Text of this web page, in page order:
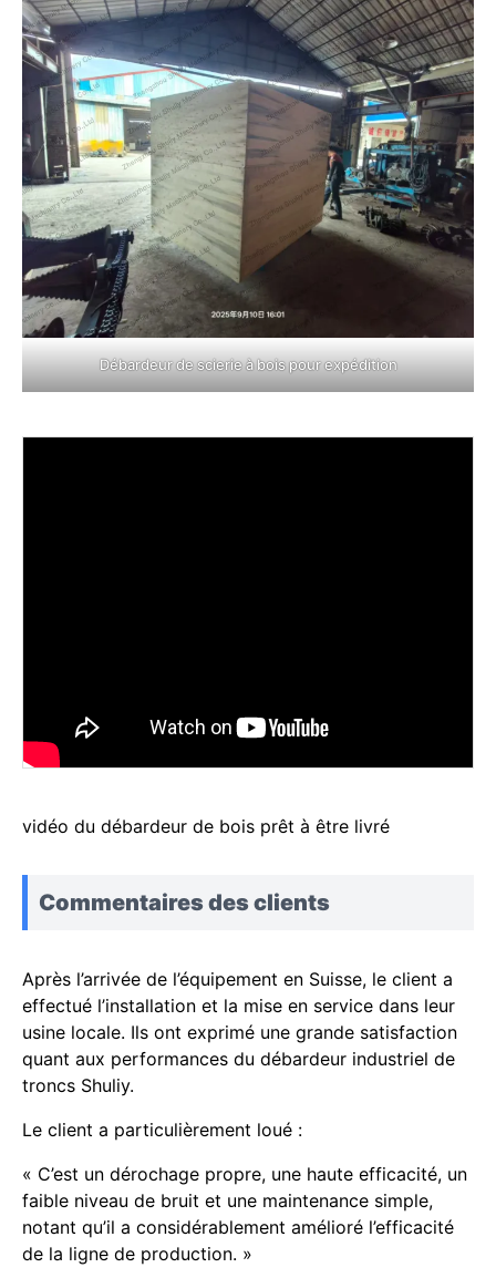
Débardeur de scierie à bois pour expédition
vidéo du débardeur de bois prêt à être livré
Commentaires des clients
Après l’arrivée de l’équipement en Suisse, le client a
effectué l’installation et la mise en service dans leur
usine locale. Ils ont exprimé une grande satisfaction
quant aux performances du débardeur industriel de
troncs Shuliy.
Le client a particulièrement loué :
« C’est un dérochage propre, une haute efficacité, un
faible niveau de bruit et une maintenance simple,
notant qu’il a considérablement amélioré l’efficacité
de la ligne de production. »